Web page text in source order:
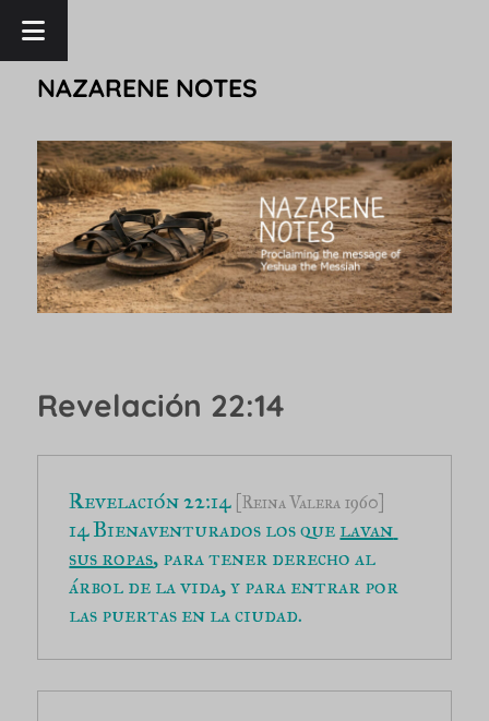
NAZARENE NOTES
Revelación 22:14
Revelación 22:14 [Reina Valera 1960]
14 Bienaventurados los que lavan
sus ropas, para tener derecho al
árbol de la vida, y para entrar por
las puertas en la ciudad.